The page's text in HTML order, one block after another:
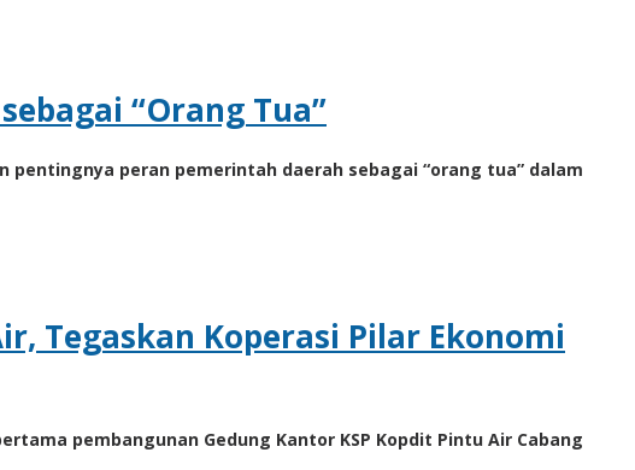
“Orang Tua”
pentingnya peran pemerintah daerah sebagai “orang tua” dalam
Tegaskan Koperasi Pilar Ekonomi
pembangunan Gedung Kantor KSP Kopdit Pintu Air Cabang